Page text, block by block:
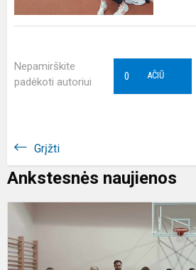
Nepamirškite
padėkoti autoriui
AČIŪ
0
Grįžti
Ankstesnės naujienos